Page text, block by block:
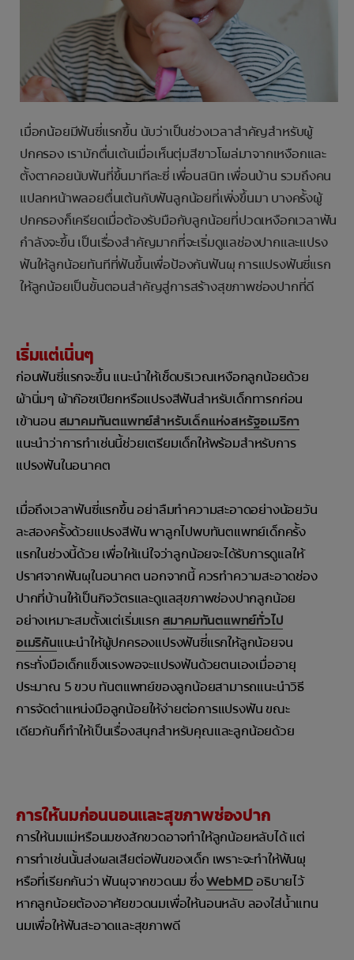
เมื่อกน้อยมีฟันซี่แรกขึ้น นับว่าเป็นช่วงเวลาสำคัญสำหรับผู้
ปกครอง เรามักตื่นเต้นเมื่อเห็นตุ่มสีขาวโผล่มาจากเหงือกและ
ตั้งตาคอยนับฟันที่ขึ้นมาทีละซี่ เพื่อนสนิท เพื่อนบ้าน รวมถึงคน
แปลกหน้าพลอยตื่นเต้นกับฟันลูกน้อยที่เพิ่งขึ้นมา บางครั้งผู้
ปกครองก็เครียดเมื่อต้องรับมือกับลูกน้อยที่ปวดเหงือกเวลาฟัน
กำลังจะขึ้น เป็นเรื่องสำคัญมากที่จะเริ่มดูแลช่องปากและแปรง
ฟันให้ลูกน้อยทันทีที่ฟันขึ้นเพื่อป้องกันฟันผุ การแปรงฟันซี่แรก
ให้ลูกน้อยเป็นขั้นตอนสำคัญสู่การสร้างสุขภาพช่องปากที่ดี
เริ่มแต่เนิ่นๆ
ก่อนฟันซี่แรกจะขึ้น แนะนำให้เช็ดบริเวณเหงือกลูกน้อยด้วย
ผ้านิ่มๆ ผ้าก๊อซเปียกหรือแปรงสีฟันสำหรับเด็กทารกก่อน
เข้านอน สมาคมทันตแพทย์สำหรับเด็กแห่งสหรัฐอเมริกา
แนะนำว่าการทำเช่นนี้ช่วยเตรียมเด็กให้พร้อมสำหรับการ
แปรงฟันในอนาคต
เมื่อถึงเวลาฟันซี่แรกขึ้น อย่าลืมทำความสะอาดอย่างน้อยวัน
ละสองครั้งด้วยแปรงสีฟัน พาลูกไปพบทันตแพทย์เด็กครั้ง
แรกในช่วงนี้ด้วย เพื่อให้แน่ใจว่าลูกน้อยจะได้รับการดูแลให้
ปราศจากฟันผุในอนาคต นอกจากนี้ ควรทำความสะอาดช่อง
ปากที่บ้านให้เป็นกิจวัตรและดูแลสุขภาพช่องปากลูกน้อย
อย่างเหมาะสมตั้งแต่เริ่มแรก สมาคมทันตแพทย์ทั่วไป
อเมริกันแนะนำให้ผู้ปกครองแปรงฟันซี่แรกให้ลูกน้อยจน
กระทั่งมือเด็กแข็งแรงพอจะแปรงฟันด้วยตนเองเมื่ออายุ
ประมาณ 5 ขวบ ทันตแพทย์ของลูกน้อยสามารถแนะนำวิธี
การจัดตำแหน่งมือลูกน้อยให้ง่ายต่อการแปรงฟัน ขณะ
เดียวกันก็ทำให้เป็นเรื่องสนุกสำหรับคุณและลูกน้อยด้วย
การให้นมก่อนนอนและสุขภาพช่องปาก
การให้นมแม่หรือนมชงสักขวดอาจทำให้ลูกน้อยหลับได้ แต่
การทำเช่นนั้นส่งผลเสียต่อฟันของเด็ก เพราะจะทำให้ฟันผุ
หรือที่เรียกกันว่า ฟันผุจากขวดนม ซึ่งWebMD อธิบายไว้
หากลูกน้อยต้องอาศัยขวดนมเพื่อให้นอนหลับ ลองใส่น้ำแทน
นมเพื่อให้ฟันสะอาดและสุขภาพดี